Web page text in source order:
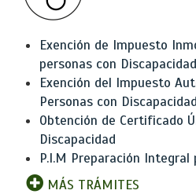
Exención de Impuesto
personas con Discapacidad
Exención del Impuesto
Personas con Discapacidad
Obtención de Certificado
Discapacidad
P.I.M Preparación
MÁS TRÁMITES